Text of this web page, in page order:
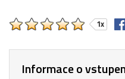
1x
Informace o